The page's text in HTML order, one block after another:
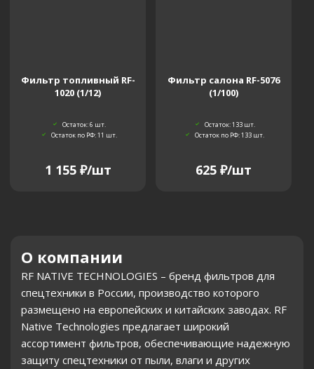
Фильтр топливный RF-
1020 (1/12)
Остаток: 6 шт.
Остаток по РФ: 11 шт.
1 155₽/шт
Фильтр салона RF-5076
(1/100)
Остаток: 133шт.
Остаток по РФ: 133 шт.
625 ₽/шт
О компании
RF NATIVE TECHNOLOGIES – бренд фильтров для
спецтехники в России, производство которого
размещено на европейских и китайских заводах. RF
Native Technologies предлагает широкий
ассортимент фильтров, обеспечивающие надежную
защиту спецтехники от пыли, влаги и других